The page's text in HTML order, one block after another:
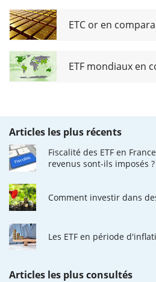
ETC or en
ETF mondiaux en
Articles les plus récents
Fiscalité des ETF en
revenus sont-ils imposés ?
Comment investir dans des
Les ETF en période
Articles les plus consultés